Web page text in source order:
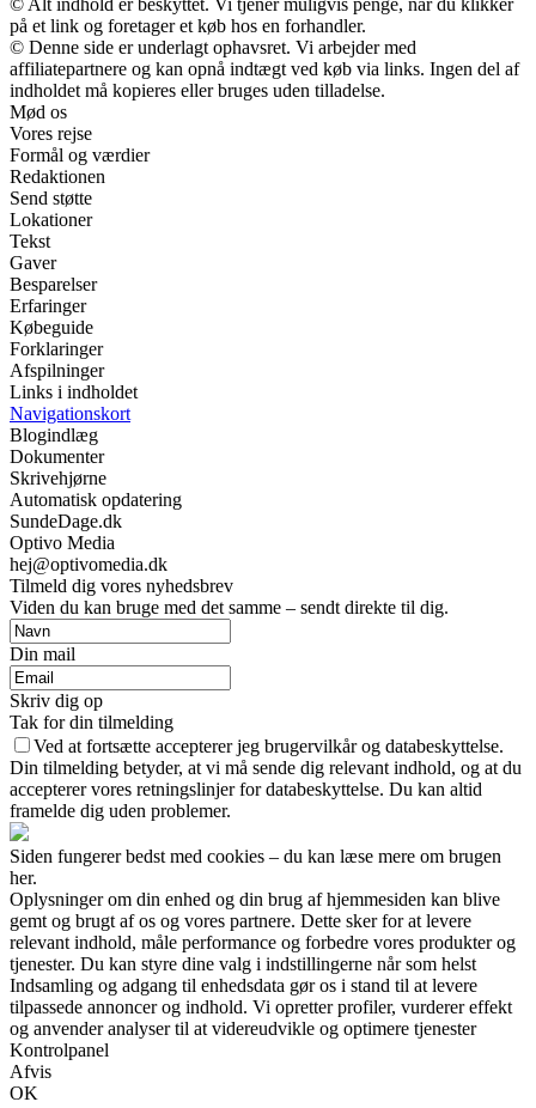
på et link og foretager et køb hos en forhandler.
© Denne side er underlagt ophavsret. Vi arbejder med
affiliatepartnere og kan opnå indtægt ved køb via links. Ingen del af
indholdet må kopieres eller bruges uden tilladelse.
Mød os
Vores rejse
Formål og værdier
Redaktionen
Send støtte
Lokationer
Tekst
Gaver
Besparelser
Erfaringer
Købeguide
Forklaringer
Afspilninger
Links i indholdet
Navigationskort
Blogindlæg
Dokumenter
Skrivehjørne
Automatisk opdatering
SundeDage.dk
Optivo Media
hej@optivomedia.dk
Tilmeld dig vores nyhedsbrev
Viden du kan bruge med det samme – sendt direkte til dig.
Din mail
Skriv dig op
Tak for din tilmelding
Ved at fortsætte accepterer jeg brugervilkår og databeskyttelse.
Din tilmelding betyder, at vi må sende dig relevant indhold, og at du
accepterer vores retningslinjer for databeskyttelse. Du kan altid
framelde dig uden problemer.
Siden fungerer bedst med cookies – du kan læse mere om brugen
her.
Oplysninger om din enhed og din brug af hjemmesiden kan blive
gemt og brugt af os og vores partnere. Dette sker for at levere
relevant indhold, måle performance og forbedre vores produkter og
tjenester. Du kan styre dine valg i indstillingerne når som helst
Indsamling og adgang til enhedsdata gør os i stand til at levere
tilpassede annoncer og indhold. Vi opretter profiler, vurderer effekt
og anvender analyser til at videreudvikle og optimere tjenester
Kontrolpanel
Afvis
OK